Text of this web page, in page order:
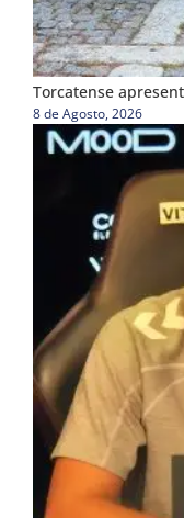
Torcatense
8 de Agosto, 2026